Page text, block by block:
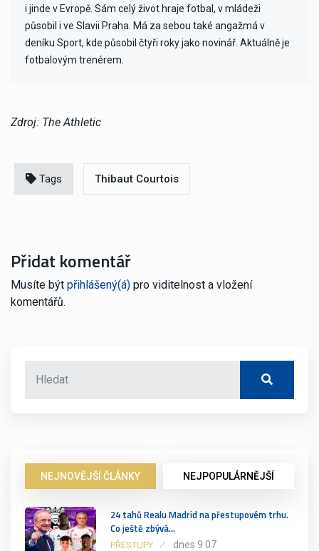
i jinde v Evropě. Sám celý život hraje fotbal, v mládeži
působil i ve Slavii Praha. Má za sebou také angažmá v
deníku Sport, kde působil čtyři roky jako novinář. Aktuálně je
fotbalovým trenérem.
Zdroj: The Athletic
Tags Thibaut Courtois
Přidat komentář
Musíte být přihlášený(á) pro viditelnost a vložení
komentářů.
NEJNOVĚJŠÍ ČLÁNKY NEJPOPULÁRNĚJŠÍ
24 tahů Realu Madrid na přestupovém trhu.
Co ještě zbývá…
PŘESTUPY dnes 9:07